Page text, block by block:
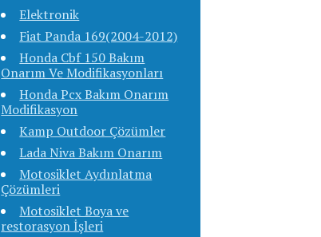
Elektronik
Fiat Panda 169(2004-2012)
Honda Cbf 150 Bakım
Onarım Ve Modifikasyonları
Honda Pcx Bakım Onarım
Modifikasyon
Kamp Outdoor Çözümler
Lada Niva Bakım Onarım
Motosiklet Aydınlatma
Çözümleri
Motosiklet Boya ve
restorasyon İşleri